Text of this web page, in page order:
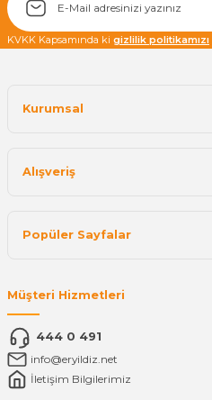
KVKK Kapsamında ki gizlilik politikamızı
Kurumsal
Alışveriş
Popüler Sayfalar
Müşteri Hizmetleri
444 0 491
info@eryildiz.net
İletişim Bilgilerimiz